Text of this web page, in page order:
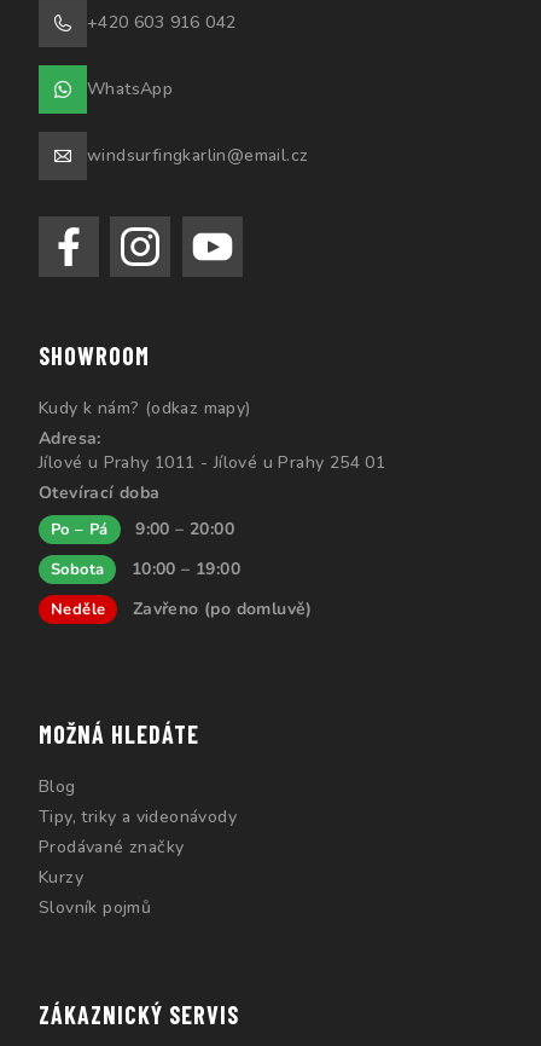
+420 603 916 042
WhatsApp
windsurfingkarlin@email.cz
SHOWROOM
Kudy k nám? (odkaz mapy)
Adresa:
Jílové u Prahy 1011 - Jílové u Prahy 254 01
Otevírací doba
Po – Pá 9:00 – 20:00
Sobota 10:00 – 19:00
Neděle Zavřeno (po domluvě)
MOŽNÁ HLEDÁTE
Blog
Tipy, triky a videonávody
Prodávané značky
Kurzy
Slovník pojmů
ZÁKAZNICKÝ SERVIS